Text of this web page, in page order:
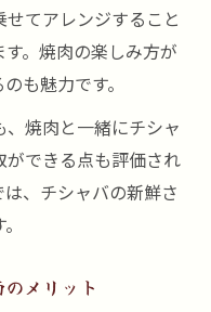
てアレンジすること
。焼肉の楽しみ方が
も魅力です。
焼肉と一緒にチシャ
できる点も評価され
、チシャバの新鮮さ
メリット